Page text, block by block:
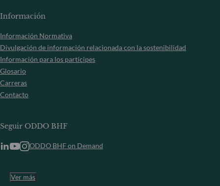
Información
Información Normativa
Divulgación de información relacionada con la sostenibilidad
Información para los partícipes
Glosario
Carreras
Contacto
Seguir ODDO BHF
ODDO BHF on Demand
Ver más